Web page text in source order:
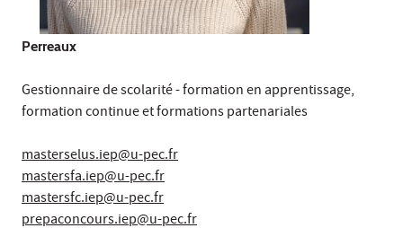
Perreaux
Gestionnaire de scolarité - formation en apprentissage,
formation continue et formations partenariales
masterselus.iep@u-pec.fr
mastersfa.iep@u-pec.fr
mastersfc.iep@u-pec.fr
prepaconcours.iep@u-pec.fr